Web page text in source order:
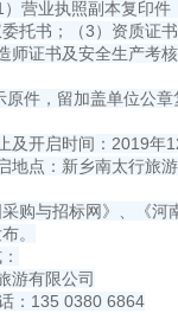
营业执照副本复印件
托书；（3）资质证
师证书及安全生产考
件，留加盖单位公章
及开启时间：2019年
地点：新乡南太行旅
购与招标网》、《河
。
游有限公司
：135 0380 6864